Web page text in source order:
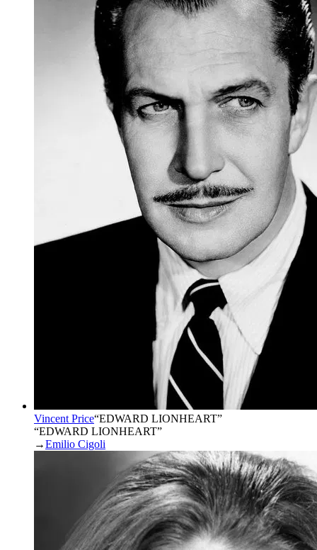
Vincent Price“EDWARD LIONHEART”
“EDWARD LIONHEART”
→Emilio Cigoli